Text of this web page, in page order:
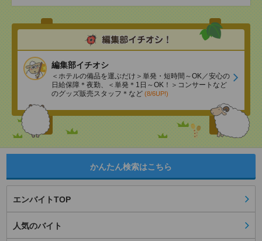
編集部イチオシ
＜ホテルの備品を運ぶだけ＞単発・短時間～OK／安心の
日給保障＊夜勤、＜単発＊1日～OK！＞コンサートなど
のグッズ販売スタッフ＊など (8/6UP!)
かんたん検索はこちら
エンバイトTOP
人気のバイト